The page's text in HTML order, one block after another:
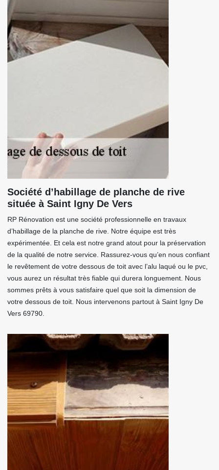
Société d’habillage de planche de rive
située à Saint Igny De Vers
RP Rénovation est une société professionnelle en travaux
d’habillage de la planche de rive. Notre équipe est très
expérimentée. Et cela est notre grand atout pour la préservation
de la qualité de notre service. Rassurez-vous qu’en nous confiant
le revêtement de votre dessous de toit avec l’alu laqué ou le pvc,
vous aurez un résultat très fiable qui durera longuement. Nous
sommes prêts à vous satisfaire quel que soit la dimension de
votre dessous de toit. Nous intervenons partout à Saint Igny De
Vers 69790.